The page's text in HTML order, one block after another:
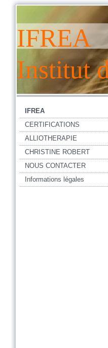
IFREA
Institut
IFREA
CERTIFICATIONS
ALLIOTHERAPIE
CHRISTINE ROBERT
NOUS CONTACTER
Informations légales